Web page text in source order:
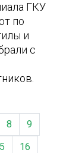
ГКУ
по
и
с
8
9
16